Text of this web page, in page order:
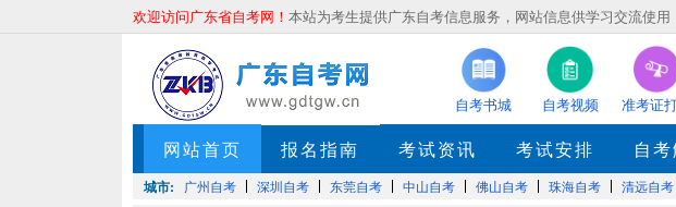
欢迎访问广东省自考网！ 本站为考生提供广东自考信息服务，网站信息供学习交流使
自考书城 自考视频 准考证
网站首页 报名指南 考试资讯 考试安排 自
城市: 广州自考 深圳自考 东莞自考 中山自考 佛山自考 珠海自考 清远自考